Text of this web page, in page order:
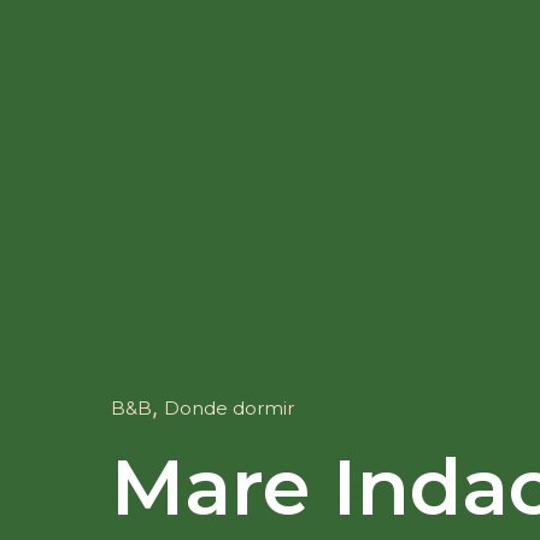
Mare
B&B, Donde dormir